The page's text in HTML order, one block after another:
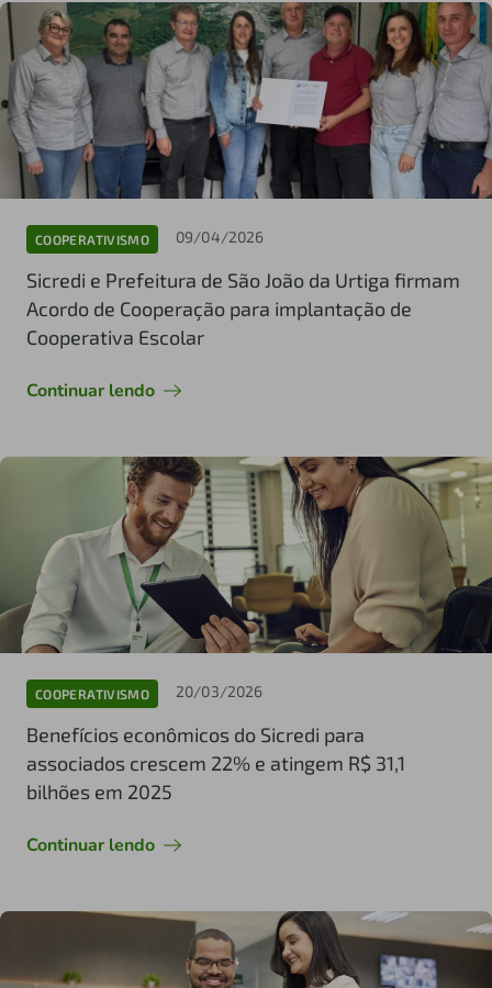
COOPERATIVISMO 09/04/2026
Sicredi e Prefeitura de São João da Urtiga firmam
Acordo de Cooperação para implantação de
Cooperativa Escolar
Continuar lendo
COOPERATIVISMO 20/03/2026
Benefícios econômicos do Sicredi para
associados crescem 22% e atingem R$ 31,1
bilhões em 2025
Continuar lendo